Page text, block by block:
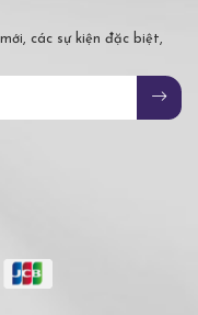
các sự kiện đặc biệt,